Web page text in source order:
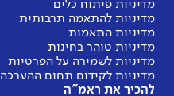
מדיניות פיתוח כלים
מדיניות להתאמה תרבותית
מדיניות התאמות
מדיניות טוהר בחינות
מדיניות לשמירה על הפרטיות
מדיניות לקידום תחום ההערכה
להכיר את ראמ"ה